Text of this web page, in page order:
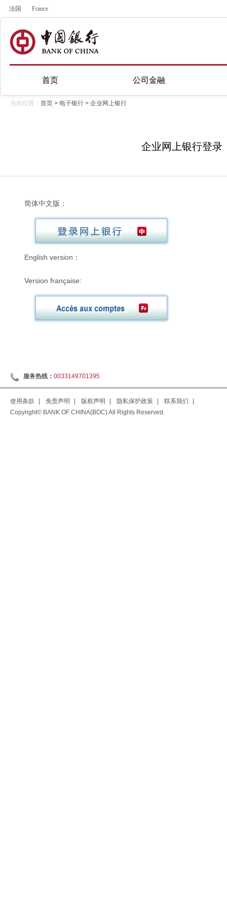
法国 France
首页 公司金融
当前位置： 首页 > 电子银行 > 企业网上银行
企业网上银行登录
简体中文版：
English version：
Version française:
服务热线： 0033149701395
使用条款 免责声明 版权声明 隐私保护政策 联系我们
Copyright© BANK OF CHINA(BOC) All Rights Reserved.